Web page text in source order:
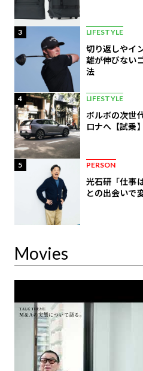
3 LIFESTYLE
切り返しやイ
離が伸びない
法
4 LIFESTYLE
ボルボの次世
ロナへ【試乗】
5 PERSON
光石研「仕事
との出会いで
Movies